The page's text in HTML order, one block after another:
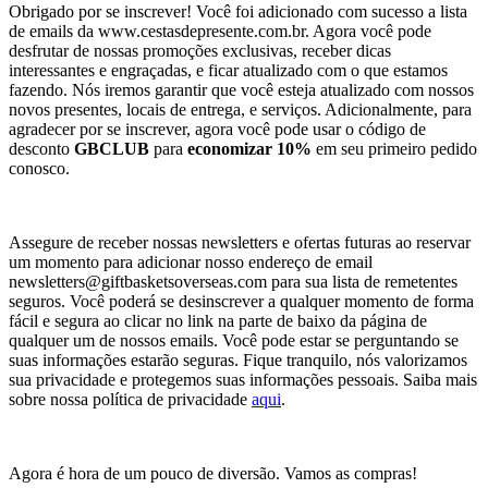
Obrigado por se inscrever! Você foi adicionado com sucesso a lista
de emails da www.cestasdepresente.com.br. Agora você pode
desfrutar de nossas promoções exclusivas, receber dicas
interessantes e engraçadas, e ficar atualizado com o que estamos
fazendo. Nós iremos garantir que você esteja atualizado com nossos
novos presentes, locais de entrega, e serviços. Adicionalmente, para
agradecer por se inscrever, agora você pode usar o código de
desconto GBCLUB para economizar 10% em seu primeiro pedido
conosco.
Assegure de receber nossas newsletters e ofertas futuras ao reservar
um momento para adicionar nosso endereço de email
newsletters@giftbasketsoverseas.com para sua lista de remetentes
seguros. Você poderá se desinscrever a qualquer momento de forma
fácil e segura ao clicar no link na parte de baixo da página de
qualquer um de nossos emails. Você pode estar se perguntando se
suas informações estarão seguras. Fique tranquilo, nós valorizamos
sua privacidade e protegemos suas informações pessoais. Saiba mais
sobre nossa política de privacidade aqui.
Agora é hora de um pouco de diversão. Vamos as compras!